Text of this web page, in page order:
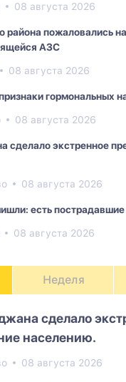
08 августа 2026
района пожаловались
АЗС
08 августа 2026
гормональных
08 августа 2026
сделало экстренное
08 августа 2026
есть пострадавшие
08 августа 2026
Неделя
сделало
населению.
08 августа 2026